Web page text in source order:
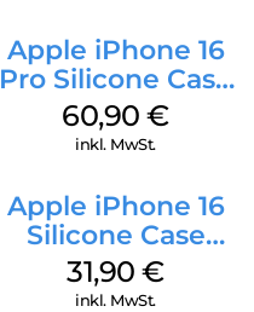
Apple iPhone 16
Pro Silicone Case
MagSafe Stone
Gray
60,90€
inkl. MwSt.
Apple iPhone 16
Silicone Case
MagSafe Fuchsia
31,90€
inkl. MwSt.